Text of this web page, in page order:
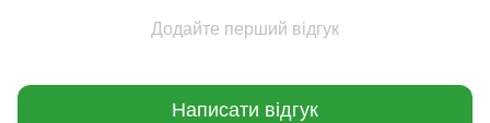
Додайте перший відгук
Написати відгук